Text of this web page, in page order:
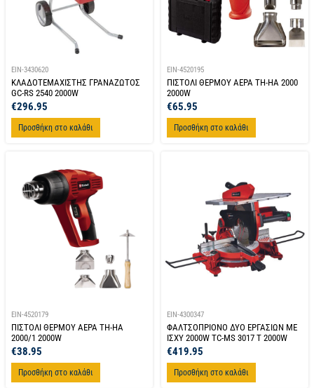
EIN-3430620
ΚΛΑΔΟΤΕΜΑΧΙΣΤΗΣ ΓΡΑΝΑΖΩΤΟΣ
GC-RS 2540 2000W
€296.95
Προσθήκη στο καλάθι
EIN-4520195
ΠΙΣΤΟΛΙ ΘΕΡΜΟΥ ΑΕΡΑ TH-HA 2000
2000W
€65.95
Προσθήκη στο καλάθι
EIN-4520179
ΠΙΣΤΟΛΙ ΘΕΡΜΟΥ ΑΕΡΑ TH-HA
2000/1 2000W
€38.95
Προσθήκη στο καλάθι
EIN-4300347
ΦΑΛTΣΟΠΡΙΟΝΟ ΔΥΟ ΕΡΓΑΣΙΩΝ ΜΕ
ΙΣΧΥ 2000W TC-MS 3017 T 2000W
€419.95
Προσθήκη στο καλάθι